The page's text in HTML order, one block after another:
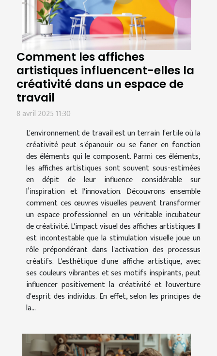
Comment les affiches
artistiques influencent-elles la
créativité dans un espace de
travail
8 avril 2025 11:30
L'environnement de travail est un terrain fertile où la
créativité peut s'épanouir ou se faner en fonction
des éléments qui le composent. Parmi ces éléments,
les affiches artistiques sont souvent sous-estimées
en dépit de leur influence considérable sur
l’inspiration et l'innovation. Découvrons ensemble
comment ces œuvres visuelles peuvent transformer
un espace professionnel en un véritable incubateur
de créativité. L'impact visuel des affiches artistiques Il
est incontestable que la stimulation visuelle joue un
rôle prépondérant dans l'activation des processus
créatifs. L'esthétique d'une affiche artistique, avec
ses couleurs vibrantes et ses motifs inspirants, peut
influencer positivement la créativité et l'ouverture
d'esprit des individus. En effet, selon les principes de
la...